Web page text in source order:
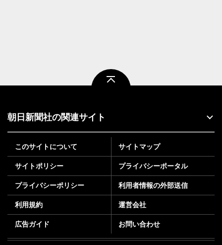
朝日新聞社の関連サイト
このサイトについて サイトマップ
サイトポリシー プライバシーポータル
プライバシーポリシー 利用者情報の外部送信
利用規約 運営会社
広告ガイド お問い合わせ